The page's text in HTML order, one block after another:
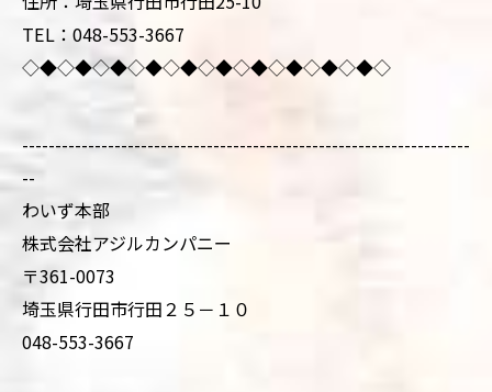
TEL：048-553-3667
◇◆◇◆◇◆◇◆◇◆◇◆◇◆◇◆◇◆◇◆◇
--------------------------------------------------------------------
--
わいず本部
株式会社アジルカンパニー
〒361-0073
埼玉県行田市行田２５－１０
048-553-3667